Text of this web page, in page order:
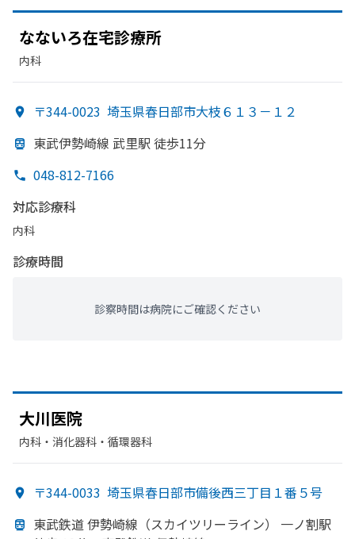
なないろ在宅診療所
内科
〒344-0023 埼玉県春日部市大枝６１３－１２
東武伊勢崎線 武里駅 徒歩11分
048-812-7166
対応診療科
内科
診療時間
診察時間は病院にご確認ください
大川医院
内科・​消化器科・​循環器科
〒344-0033 埼玉県春日部市備後西三丁目１番５号
東武鉄道 伊勢崎線 （スカイツリーライン）
一ノ割駅